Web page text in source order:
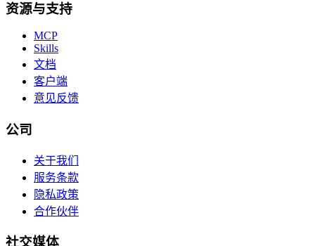
资源与支持
MCP
Skills
文档
客户端
意见反馈
公司
关于我们
服务条款
隐私政策
合作伙伴
社交媒体